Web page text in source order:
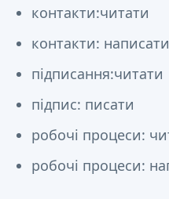
контакти:читати
контакти: написати
підписання:читати
підпис: писати
робочі процеси:
робочі процеси: